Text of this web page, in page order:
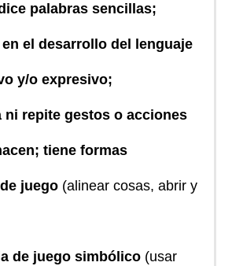
palabras sencillas;
el desarrollo del lenguaje
y/o expresivo;
ni repite gestos o acciones
tiene formas
juego (alinear cosas, abrir y
de juego simbólico(usar